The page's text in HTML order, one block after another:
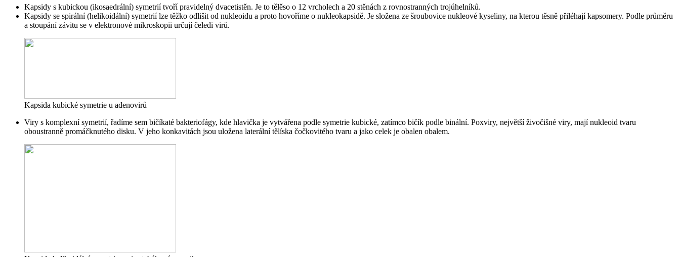
Kapsidy s kubickou (ikosaedrální) symetrií tvoří pravidelný dvacetistěn. Je to tělěso o 12 vrcholech a 20 stěnách z rovnostranných trojúhelníků.
Kapsidy se spirální (helikoidální) symetrií lze těžko odlišit od nukleoidu a proto hovoříme o nukleokapsidě. Je složena ze šroubovice nukleové kyseliny, na kterou těsně přiléhají kapsomery. Podle průměru
a stoupání závitu se v elektronové mikroskopii určují čeledi virů.
Kapsida kubické symetrie u adenovirů
Viry s komplexní symetrií, řadíme sem bičíkaté bakteriofágy, kde hlavička je vytvářena podle symetrie kubické, zatímco bičík podle binální. Poxviry, největší živočišné viry, mají nukleoid tvaru
oboustranně promáčknutého disku. V jeho konkavitách jsou uložena laterální tělíska čočkovitého tvaru a jako celek je obalen obalem.